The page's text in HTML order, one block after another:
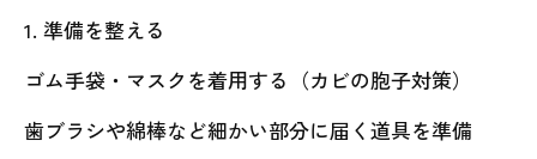
1. 準備を整える
ゴム手袋・マスクを着用する（カビの胞子対策）
歯ブラシや綿棒など細かい部分に届く道具を準備